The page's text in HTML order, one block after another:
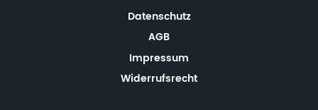
Datenschutz
AGB
Impressum
Widerrufsrecht